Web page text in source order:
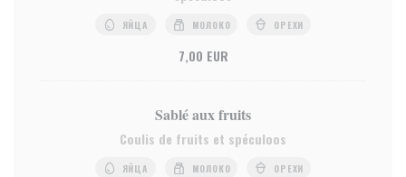
ЯЙЦА МОЛОКО ОРЕХИ
7,00 EUR
Sablé aux fruits
Coulis de fruits et spéculoos
ЯЙЦА МОЛОКО ОРЕХИ